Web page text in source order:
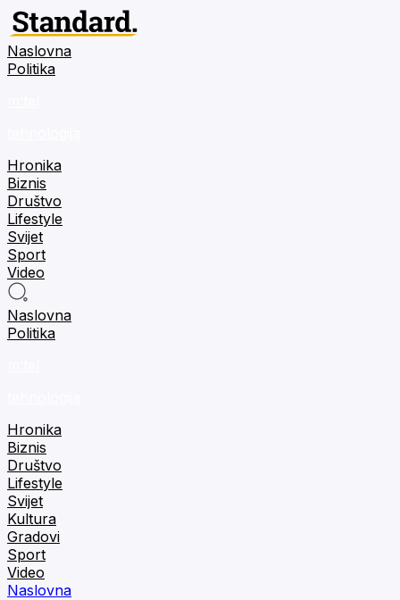
Naslovna
Politika
Hronika
Biznis
Društvo
Lifestyle
Svijet
Sport
Video
Naslovna
Politika
Hronika
Biznis
Društvo
Lifestyle
Svijet
Kultura
Gradovi
Sport
Video
Naslovna